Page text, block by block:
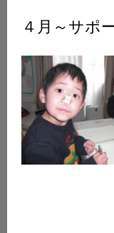
４月～サポ